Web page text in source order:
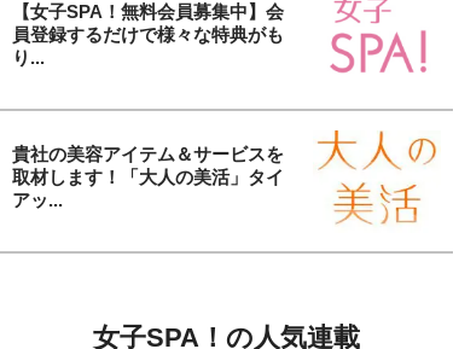
【女子SPA！無料会員募集中】会
員登録するだけで様々な特典がも
り...
貴社の美容アイテム＆サービスを
取材します！「大人の美活」タイ
アッ...
女子SPA！の人気連載